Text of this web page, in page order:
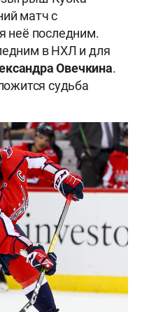
матч с
неё последним.
в НХЛ и для
Овечкина.
судьба